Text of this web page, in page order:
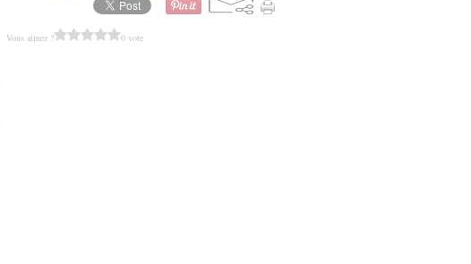
Vous aimez ? 0 vote